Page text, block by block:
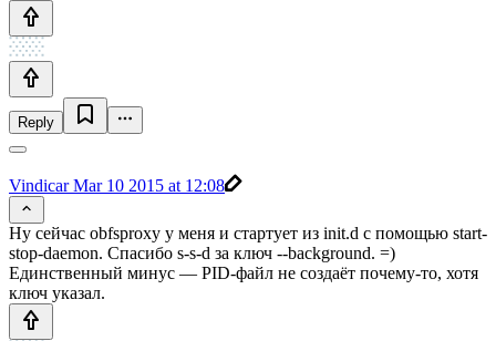
Reply
VindicarMar 10 2015 at 12:08
Ну сейчас obfsproxy у меня и стартует из init.d с помощью start-
stop-daemon. Спасибо s-s-d за ключ --background. =)
Единственный минус — PID-файл не создаёт почему-то, хотя
ключ указал.